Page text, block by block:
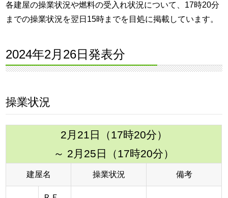
各建屋の操業状況や燃料の受入れ状況について、17時20分
までの操業状況を翌日15時までを目処に掲載しています。
2024年2月26日発表分
操業状況
2月21日（17時20分）
～ 2月25日（17時20分）
建屋名 操業状況 備考